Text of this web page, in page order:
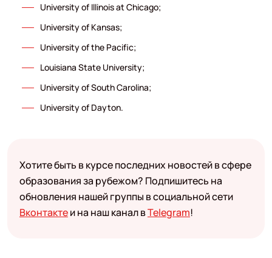
University of Illinois at Chicago;
University of Kansas;
University of the Pacific;
Louisiana State University;
University of South Carolina;
University of Dayton.
Хотите быть в курсе последних новостей в сфере
образования за рубежом? Подпишитесь на
обновления нашей группы в социальной сети
Вконтактеи на наш канал вTelegram!